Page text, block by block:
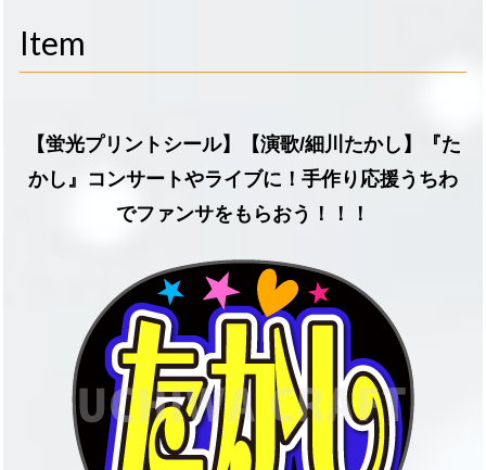
Item
【蛍光プリントシール】【演歌/細川たかし】『た
かし』コンサートやライブに！手作り応援うちわ
でファンサをもらおう！！！